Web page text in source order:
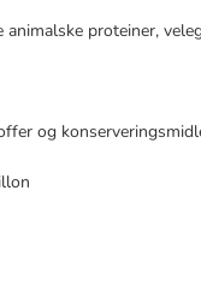
proteiner,
og